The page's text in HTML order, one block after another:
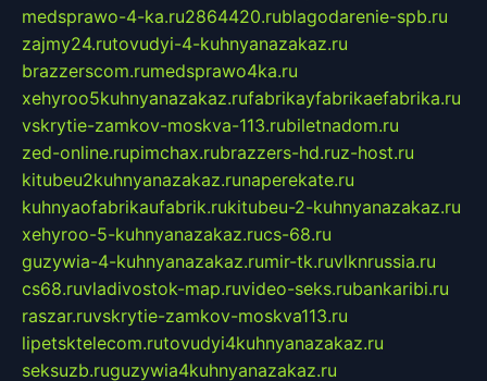
medsprawo-4-ka.ru2864420.rublagodarenie-spb.ru
zajmy24.rutovudyi-4-kuhnyanazakaz.ru
brazzerscom.rumedsprawo4ka.ru
xehyroo5kuhnyanazakaz.rufabrikayfabrikaefabrika.ru
vskrytie-zamkov-moskva-113.rubiletnadom.ru
zed-online.rupimchax.rubrazzers-hd.ruz-host.ru
kitubeu2kuhnyanazakaz.runaperekate.ru
kuhnyaofabrikaufabrik.rukitubeu-2-kuhnyanazakaz.ru
xehyroo-5-kuhnyanazakaz.rucs-68.ru
guzywia-4-kuhnyanazakaz.rumir-tk.ruvlknrussia.ru
cs68.ruvladivostok-map.ruvideo-seks.rubankaribi.ru
raszar.ruvskrytie-zamkov-moskva113.ru
lipetsktelecom.rutovudyi4kuhnyanazakaz.ru
seksuzb.ruguzywia4kuhnyanazakaz.ru